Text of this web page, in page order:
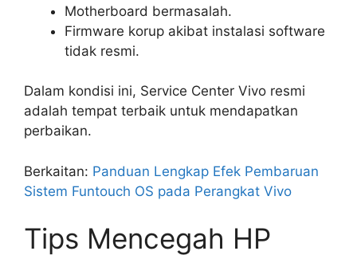
Motherboard bermasalah.
Firmware korup akibat instalasi software
tidak resmi.
Dalam kondisi ini, Service Center Vivo resmi
adalah tempat terbaik untuk mendapatkan
perbaikan.
Berkaitan: Panduan Lengkap Efek Pembaruan
Sistem Funtouch OS pada Perangkat Vivo
Tips Mencegah HP